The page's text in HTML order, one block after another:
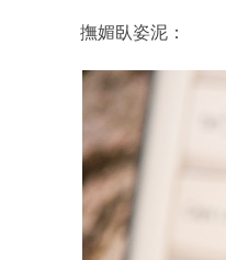
撫媚臥姿泥：